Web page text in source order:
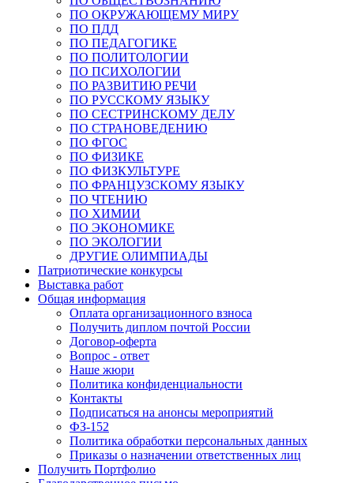
ПО ОКРУЖАЮЩЕМУ МИРУ
ПО ПДД
ПО ПЕДАГОГИКЕ
ПО ПОЛИТОЛОГИИ
ПО ПСИХОЛОГИИ
ПО РАЗВИТИЮ РЕЧИ
ПО РУССКОМУ ЯЗЫКУ
ПО СЕСТРИНСКОМУ ДЕЛУ
ПО СТРАНОВЕДЕНИЮ
ПО ФГОС
ПО ФИЗИКЕ
ПО ФИЗКУЛЬТУРЕ
ПО ФРАНЦУЗСКОМУ ЯЗЫКУ
ПО ЧТЕНИЮ
ПО ХИМИИ
ПО ЭКОНОМИКЕ
ПО ЭКОЛОГИИ
ДРУГИЕ ОЛИМПИАДЫ
Патриотические конкурсы
Выставка работ
Общая информация
Оплата организационного взноса
Получить диплом почтой России
Договор-оферта
Вопрос - ответ
Наше жюри
Политика конфиденциальности
Контакты
Подписаться на анонсы мероприятий
ФЗ-152
Политика обработки персональных данных
Приказы о назначении ответственных лиц
Получить Портфолио